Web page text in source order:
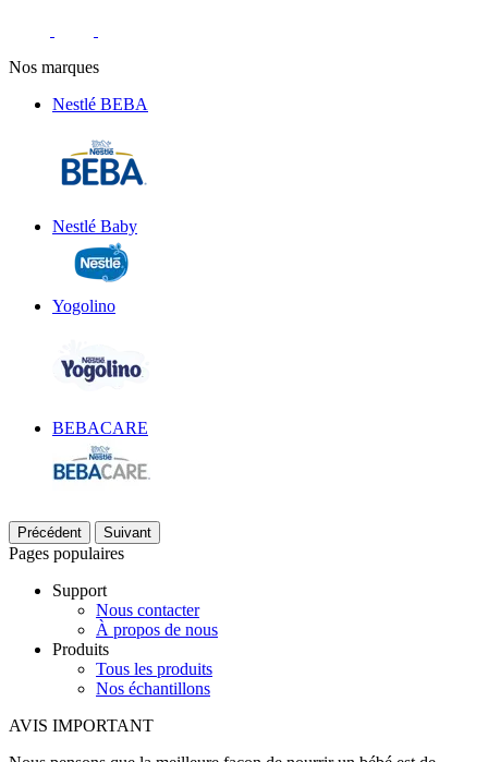
Nos marques
Nestlé BEBA
Nestlé Baby
Yogolino
BEBACARE
Précédent Suivant
Pages populaires
Support
Nous contacter
À propos de nous
Produits
Tous les produits
Nos échantillons
AVIS IMPORTANT